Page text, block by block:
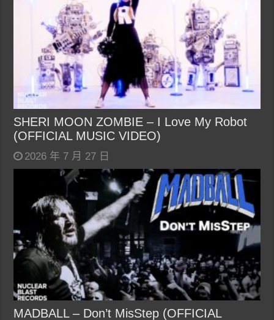
SHERI MOON ZOMBIE – I Love My Robot
(OFFICIAL MUSIC VIDEO)
2026 年 7 月 27 日
MADBALL – Don’t MisStep (OFFICIAL